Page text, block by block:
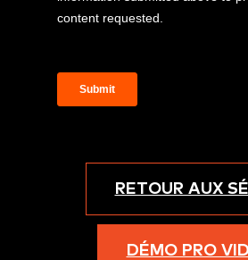
RETOUR AUX
DÉMO PRO